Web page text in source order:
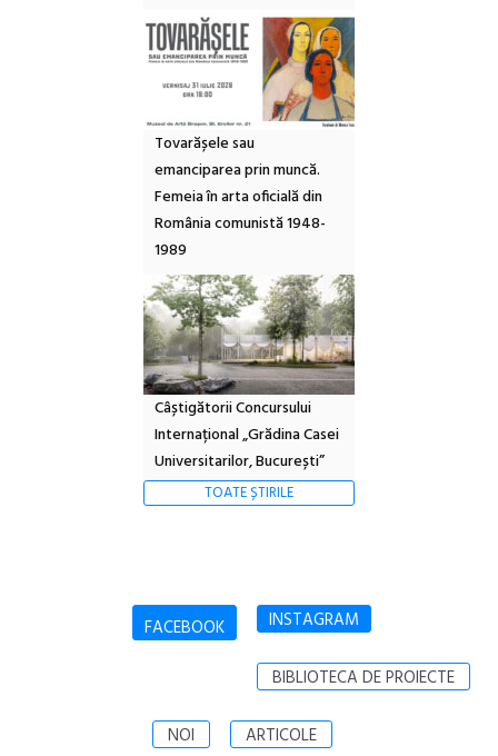
Tovarășele sau
emanciparea prin muncă.
Femeia în arta oficială din
România comunistă 1948-
1989
Câștigătorii Concursului
Internațional „Grădina Casei
Universitarilor, București”
TOATE ȘTIRILE
FACEBOOK INSTAGRAM
BIBLIOTECA DE PROIECTE
NOI ARTICOLE